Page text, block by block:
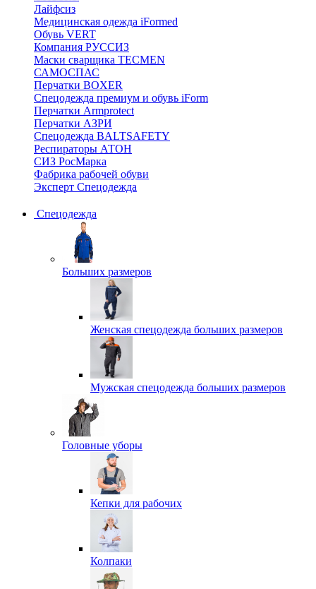
Лайфсиз
Медицинская одежда iFormed
Обувь VERT
Компания РУССИЗ
Маски сварщика TECMEN
САМОСПАС
Перчатки BOXER
Спецодежда премиум и обувь iForm
Перчатки Armprotect
Перчатки АЗРИ
Спецодежда BALTSAFETY
Респираторы АТОН
СИЗ РосМарка
Фабрика рабочей обуви
Эксперт Спецодежда
Спецодежда
Больших размеров
Женская спецодежда больших размеров
Мужская спецодежда больших размеров
Головные уборы
Кепки для рабочих
Колпаки